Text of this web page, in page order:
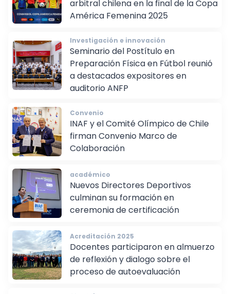
arbitral chilena en la final de la Copa
Investigación e innovación
Seminario del Postítulo en
Preparación Física en Fútbol reunió
a destacados expositores en
Convenio
INAF y el Comité Olímpico de Chile
firman Convenio Marco de
académico
Nuevos Directores Deportivos
culminan su formación en
Acreditación 2025
Docentes participaron en almuerzo
de reflexión y dialogo sobre el
proceso de autoevaluación